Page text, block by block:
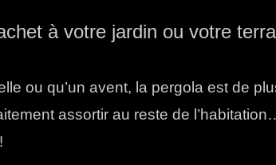
à votre jardin ou votre
ou qu’un avent, la pergola est de
assortir au reste de
!